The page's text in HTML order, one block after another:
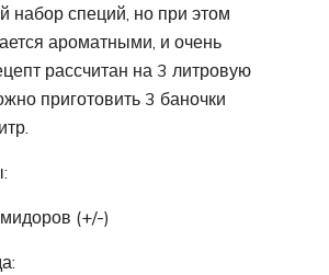
набор специй, но при этом
ароматными, и очень
рассчитан на 3 литровую
приготовить 3 баночки
(+/-)